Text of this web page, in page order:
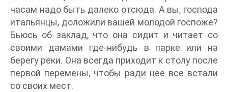
часам надо быть далеко отсюда. А вы, господа
итальянцы, доложили вашей молодой госпоже?
Бьюсь об заклад, что она сидит и читает со
своими дамами где-нибудь в парке или на
берегу реки. Она всегда приходит к столу после
первой перемены, чтобы ради нее все встали
со своих мест.